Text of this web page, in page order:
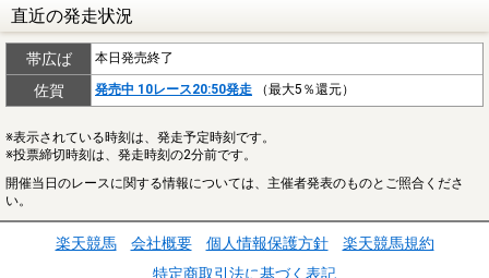
直近の発走状況
帯広ば 本日発売終了
佐賀 発売中 10レース20:50発走 （最大5％還元）
※表示されている時刻は、発走予定時刻です。
※投票締切時刻は、発走時刻の2分前です。
開催当日のレースに関する情報については、主催者発表のものとご照合くださ
い。
楽天競馬 会社概要 個人情報保護方針
楽天競馬規約
特定商取引法に基づく表記